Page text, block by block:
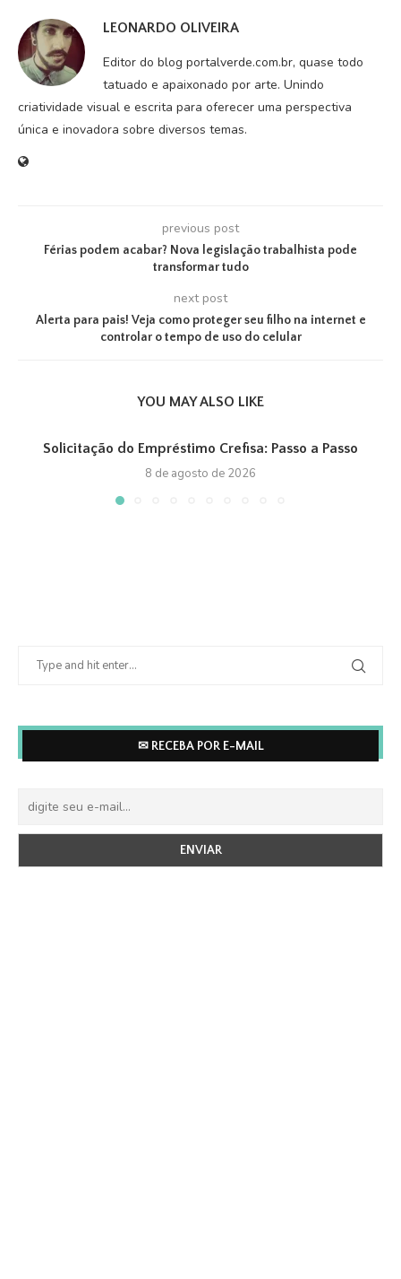
LEONARDO OLIVEIRA
Editor do blog portalverde.com.br, quase todo
tatuado e apaixonado por arte. Unindo
criatividade visual e escrita para oferecer uma perspectiva
única e inovadora sobre diversos temas.
previous post
Férias podem acabar? Nova legislação trabalhista pode
transformar tudo
next post
Alerta para pais! Veja como proteger seu filho na internet e
controlar o tempo de uso do celular
YOU MAY ALSO LIKE
Solicitação do Empréstimo Crefisa: Passo a Passo
8 de agosto de 2026
✉ RECEBA POR E-MAIL